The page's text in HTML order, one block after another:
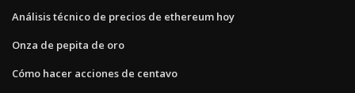
Análisis técnico de precios de ethereum hoy
Onza de pepita de oro
Cómo hacer acciones de centavo